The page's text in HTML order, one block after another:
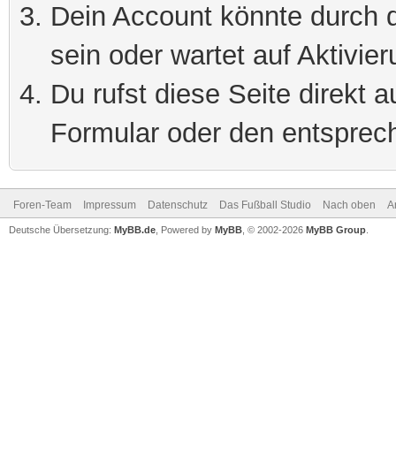
Dein Account könnte durch
sein oder wartet auf
Du rufst diese Seite direkt
Formular oder den
Foren-Team Impressum Datenschutz Das Fußball Studio Nach oben
Deutsche Übersetzung: MyBB.de , Powered by MyBB , © 2002-2026 MyBB Group